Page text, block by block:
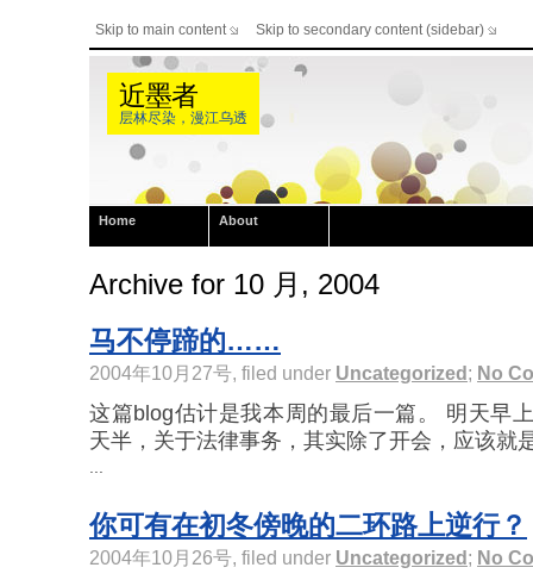
Skip to main content Skip to secondary content (sidebar)
近墨者
层林尽染，漫江乌透
Home About
Archive for 10 月, 2004
马不停蹄的……
2004年10月27号, filed under Uncategorized ; No
这篇blog估计是我本周的最后一篇。 明天早
天半，关于法律事务，其实除了开会，应该就
你可有在初冬傍晚的二环路上逆行？
2004年10月26号, filed under Uncategorized ; No